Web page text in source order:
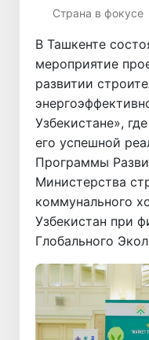
Страна в фокусе
В Ташкенте
мероприятие
развитии
Узбекистане»,
его успешной
Программы
Министерства
коммунального
Узбекистан при
Глобального